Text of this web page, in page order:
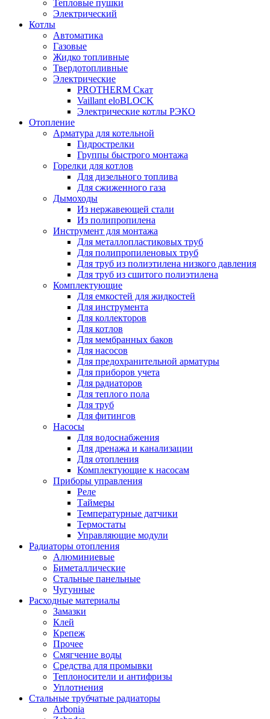
Тепловые пушки
Электрический
Котлы
Автоматика
Газовые
Жидко топливные
Твердотопливные
Электрические
PROTHERM Скат
Vaillant eloBLOCK
Электрические котлы РЭКО
Отопление
Арматура для котельной
Гидрострелки
Группы быстрого монтажа
Горелки для котлов
Для дизельного топлива
Для сжиженного газа
Дымоходы
Из нержавеющей стали
Из полипропилена
Инструмент для монтажа
Для металлопластиковых труб
Для полипропиленовых труб
Для труб из полиэтилена низкого давления
Для труб из сшитого полиэтилена
Комплектующие
Для емкостей для жидкостей
Для инструмента
Для коллекторов
Для котлов
Для мембранных баков
Для насосов
Для предохранительной арматуры
Для приборов учета
Для радиаторов
Для теплого пола
Для труб
Для фитингов
Насосы
Для водоснабжения
Для дренажа и канализации
Для отопления
Комплектующие к насосам
Приборы управления
Реле
Таймеры
Температурные датчики
Термостаты
Управляющие модули
Радиаторы отопления
Алюминиевые
Биметаллические
Стальные панельные
Чугунные
Расходные материалы
Замазки
Клей
Крепеж
Прочее
Смягчение воды
Средства для промывки
Теплоносители и антифризы
Уплотнения
Стальные трубчатые радиаторы
Arbonia